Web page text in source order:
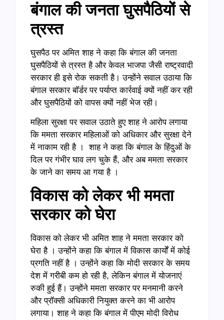
बंगाल की जनता घुसपैठियों से
त्रस्त
घुसपैठ पर अमित शाह ने कहा कि बंगाल की जनता
घुसपैठियों से त्रस्त है और केवल भाजपा जैसी राष्ट्रवादी
सरकार ही इसे रोक सकती है। उन्होंने सवाल उठाया कि
बंगाल सरकार बॉर्डर पर पर्याप्त कार्रवाई क्यों नहीं कर रही
और घुसपैठियों को वापस क्यों नहीं भेज रही।
महिला सुरक्षा पर सवाल उठाते हुए शाह ने आरोप लगाया
कि ममता सरकार महिलाओं को अधिकार और सुरक्षा देने
में नाकाम रही है । शाह ने कहा कि बंगाल के हिंदुओं के
दिल पर गंभीर घाव लग चुके हैं, और अब ममता सरकार
के जाने का समय आ गया है ।
विकास को लेकर भी ममता
सरकार को घेरा
विकास को लेकर भी अमित शाह ने ममता सरकार को
घेरा है । उन्होंने कहा कि बंगाल में विकास कार्यों में कोई
प्रगति नहीं है । उन्होंने कहा कि मोदी सरकार के समय
देश में गरीबी कम हो रही है, लेकिन बंगाल में योजनाएं
रुकी हुई हैं। उन्होंने ममता सरकार पर मनमानी करने
और प्रॉक्सी अधिकारी नियुक्त करने का भी आरोप
लगाया। शाह ने कहा कि बंगाल में पीएम मोदी विरोध